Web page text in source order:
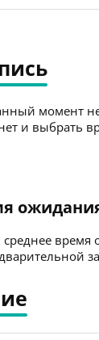
момент
и выбрать
время